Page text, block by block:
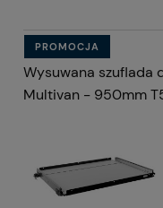
Wysuwana szuflada
Multivan - 950mm
PROMOCJA